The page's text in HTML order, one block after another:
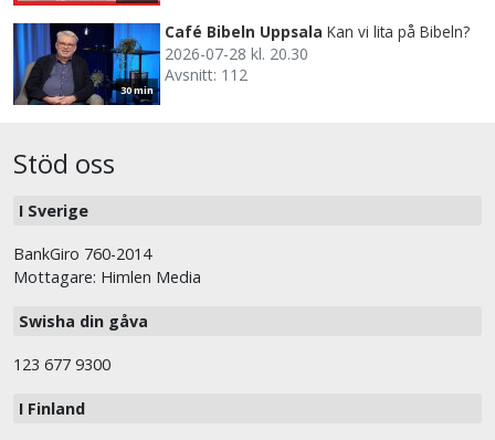
30 min
Café Bibeln Uppsala Kan vi lita på Bibeln?
2026-07-28 kl. 20.30
Avsnitt: 112
Stöd oss
I Sverige
BankGiro 760-2014
Mottagare: Himlen Media
Swisha din gåva
123 677 9300
I Finland